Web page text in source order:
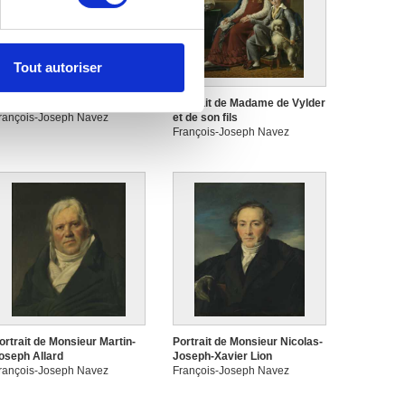
informations que
Tout autoriser
Joseph Navez
Portrait de Madame de Vylder
et de son fils
François-Joseph Navez
de Monsieur Martin-
Allard
Joseph Navez
Portrait de Monsieur Nicolas-
Joseph-Xavier Lion
François-Joseph Navez